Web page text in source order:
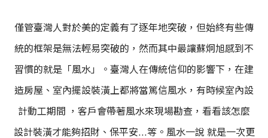
僅管臺灣人對於美的定義有了逐年地突破，但始終有些傳
統的框架是無法輕易突破的，然而其中最讓蘇炯旭感到不
習慣的就是「風水」。臺灣人在傳統信仰的影響下，在建
造房屋、室內擺設裝潢上都將當篤信風水，有時候室內設
計動工期間 ，客戶會帶著風水來現場勘查，看看該怎麼
設計裝潢才能夠招財、保平安…等。風水一說 就是一次更